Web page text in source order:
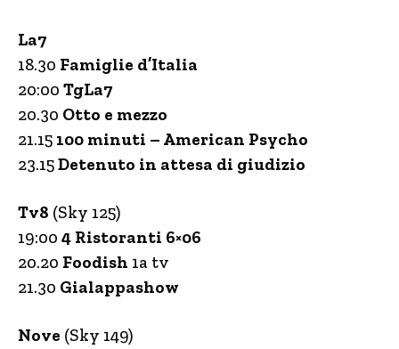
La7
18.30 Famiglie d’Italia
20:00 TgLa7
20.30 Otto e mezzo
21.15 100 minuti – American Psycho
23.15Detenuto in attesa di giudizio
Tv8 (Sky 125)
19:00 4 Ristoranti 6×06
20.20 Foodish 1a tv
21.30 Gialappashow
Nove (Sky 149)